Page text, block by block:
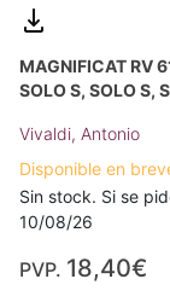
MAGNIFICAT RV
SOLO S, SOLO S,
Vivaldi, Antonio
Disponible en
Sin stock. Si se
10/08/26
PVP. 18,40€